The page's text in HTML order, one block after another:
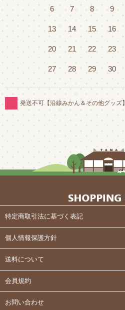
6 7 8 9
13 14 15 16
20 21 22 23
27 28 29 30
発送不可【沿線みかん＆その他グッズ】
特定商取引法に基づく表記
個人情報保護方針
送料について
会員規約
お問い合わせ